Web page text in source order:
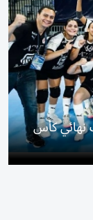
نهائي كأس